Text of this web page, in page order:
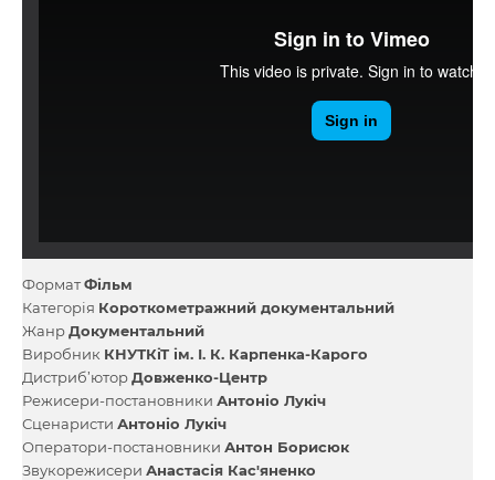
ФорматФільм
Категорія Короткометражний документальний
ЖанрДокументальний
Виробник КНУТКіТ ім. І. К. Карпенка-Карого
Дистриб’юторДовженко-Центр
Режисери-постановники Антоніо Лукіч
Сценаристи Антоніо Лукіч
Оператори-постановники Антон Борисюк
Звукорежисери Анастасія Кас'яненко